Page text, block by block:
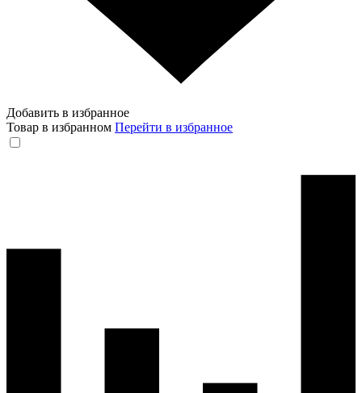
Добавить в избранное
Товар в избранном Перейти в избранное